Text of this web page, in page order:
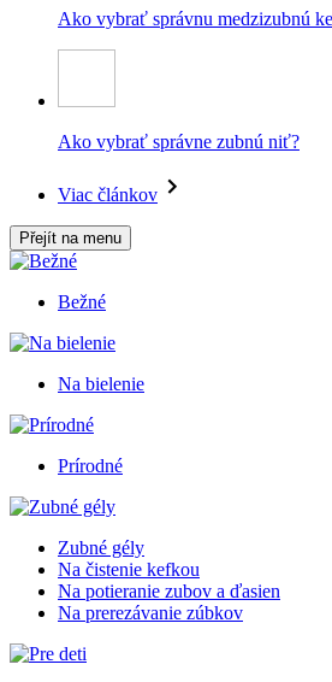
Ako vybrať správnu medzizubnú
Ako vybrať správne zubnú niť?
Viac článkov
Přejít na menu
Bežné
Na bielenie
Prírodné
Zubné gély
Na čistenie kefkou
Na potieranie zubov a ďasien
Na prerezávanie zúbkov